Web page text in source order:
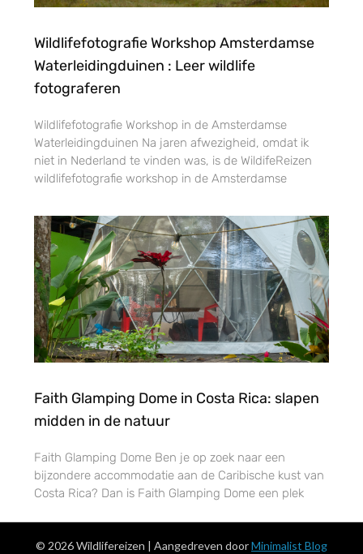
Wildlifefotografie Workshop Amsterdamse
Waterleidingduinen : Leer wildlife
fotograferen
Wildlifefotografie Workshop in de Amsterdamse
Waterleidingduinen Na jaren afwezigheid, omdat ik
niet in Nederland te vinden was, is de WildifeReizen
wildlifefotografie workshop in de Amsterdamse
Faith Glamping Dome in Costa Rica: slapen
midden in de natuur
Faith Glamping Dome Ben je op zoek naar een
bijzondere accommodatie aan de Caribische kust van
Costa Rica? Dan is Faith Glamping Dome een plek
© 2026 Wildlifereizen | Aangedreven doorMinimalist Blog